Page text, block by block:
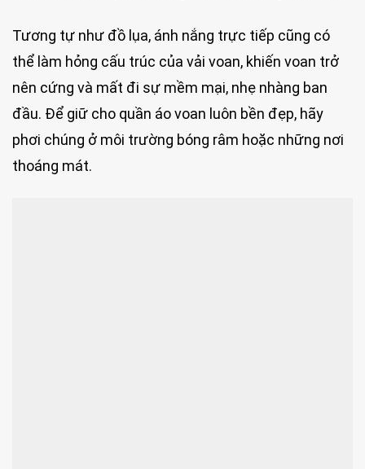
Tương tự như đồ lụa, ánh nắng trực tiếp cũng có
thể làm hỏng cấu trúc của vải voan, khiến voan trở
nên cứng và mất đi sự mềm mại, nhẹ nhàng ban
đầu. Để giữ cho quần áo voan luôn bền đẹp, hãy
phơi chúng ở môi trường bóng râm hoặc những nơi
thoáng mát.